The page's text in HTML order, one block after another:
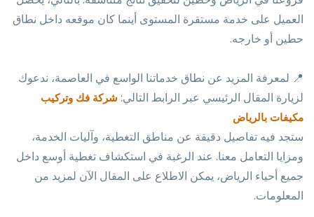
العميل على خدمة مستقرة المستوى أينما كان موقعه داخل نطاق
حطين أو خارجه.
📍 لمعرفة المزيد عن نطاق خدماتنا الواسع في العاصمة، ندعوك
لزيارة المقال الرئيسي عبر الرابط التالي: شركة فك وتركيب
مكيفات بالرياض
ستجد فيه تفاصيل دقيقة عن مناطق التغطية، وآليات الخدمة،
ومزايا التعامل معنا. عند الرغبة في استكشاف تغطية أوسع داخل
جميع أحياء الرياض، يمكن الاطلاع على المقال الآن لمزيد من
المعلومات.